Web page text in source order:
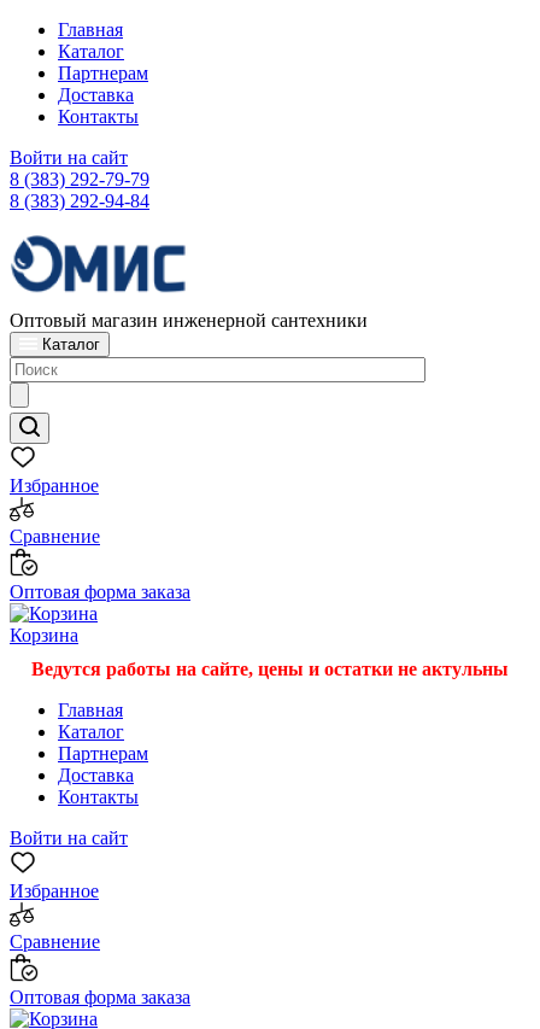
Главная
Каталог
Партнерам
Доставка
Контакты
Войти на сайт
8 (383) 292-79-79
8 (383) 292-94-84
Оптовый магазин инженерной сантехники
Каталог
Избранное
Сравнение
Оптовая форма заказа
Корзина
Ведутся работы на сайте, цены и остатки не актульны
Главная
Каталог
Партнерам
Доставка
Контакты
Войти на сайт
Избранное
Сравнение
Оптовая форма заказа